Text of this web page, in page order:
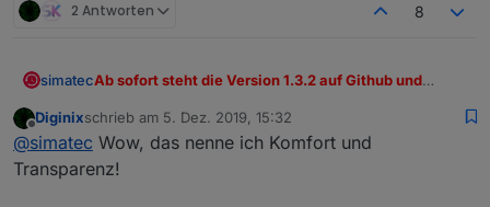
2 Antworten 8
simatecAb sofort steht die Version 1.3.2 auf Github und
zur Verfügung.
Wichtigste Neuerung neben einigen kleinen Bugfix ist
das kleine Webinterface für den Restore.
Hier öffnet sich nun bei Start des Restore's ein neuer
Hier ein paar Screenshots, wie das Ganze dann
Offline
Diginixschrieb am 5. Dez. 2019, 15:32
zuletzt editiert von
@simatec Wow, das nenne ich Komfort und
Transparenz!